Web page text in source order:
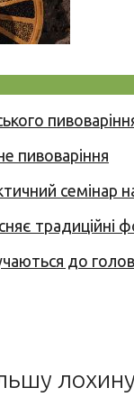
пивоваріння
семінар
традиційні
до
лохину